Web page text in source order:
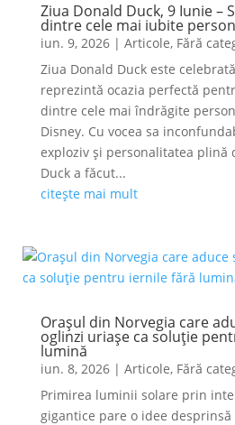
Ziua Donald Duck, 9 Iunie –
dintre cele mai iubite
iun. 9, 2026| Articole, Fără
Ziua Donald Duck este
reprezintă ocazia perfectă
dintre cele mai îndrăgite
Disney. Cu vocea sa
exploziv și personalitatea plină
Duck a făcut...
citește mai mult
Orașul din Norvegia care
oglinzi uriașe ca soluție
lumină
iun. 8, 2026| Articole, Fără
Primirea luminii solare prin
gigantice pare o idee